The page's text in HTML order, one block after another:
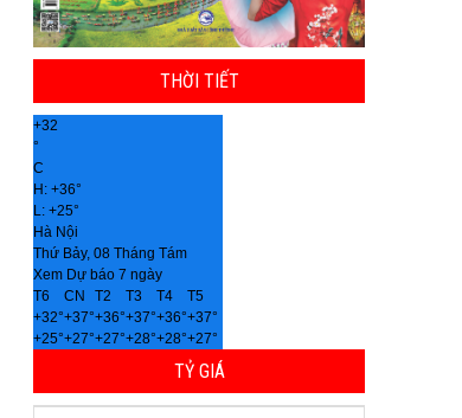
THỜI TIẾT
+32
°
C
H: +36°
L: +25°
Hà Nội
Thứ Bảy, 08 Tháng Tám
Xem Dự báo 7 ngày
T6
CN T2 T3 T4
T5
+32°+37°+36°+37°+36°+37°
+25°+27°+27°+28°+28°+27°
TỶ GIÁ